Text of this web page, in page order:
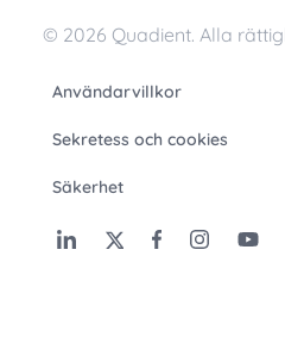
© 2026 Quadient. Alla
Användarvillkor
Sekretess och cookies
Säkerhet